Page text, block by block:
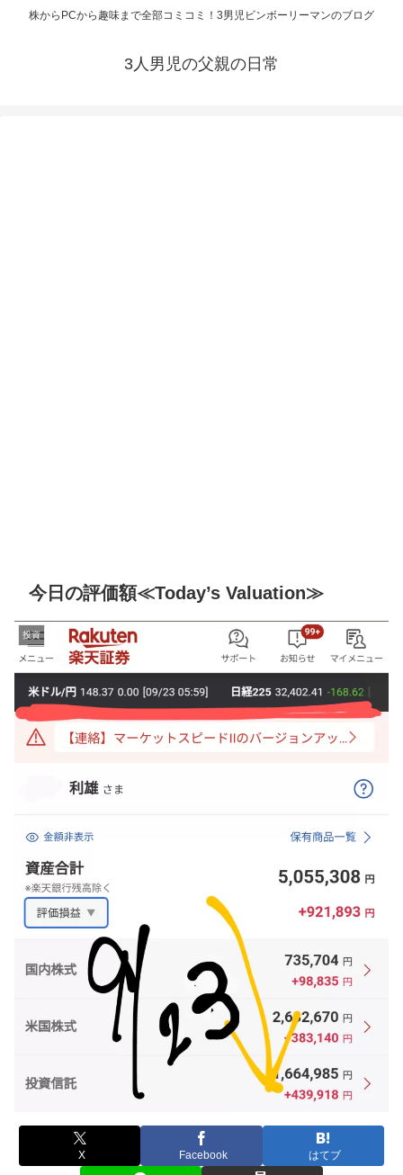
株からPCから趣味まで全部コミコミ！3男児ビンボーリーマンのブログ
3人男児の父親の日常
今日の評価額≪Today’s Valuation≫
投資
X Facebook はてブ